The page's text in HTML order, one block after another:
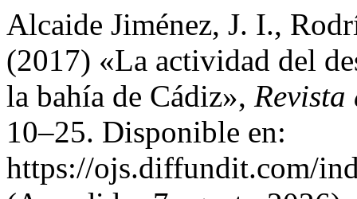
Alcaide Jiménez, J. I.,
(2017) «La actividad del
la bahía de Cádiz», Revista
10–25. Disponible en:
https://ojs.diffundit.com/